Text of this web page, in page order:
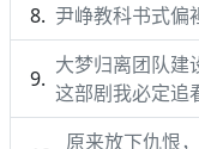
尹峥教科书式偏
大梦归离团队建
这部剧我必定追
原来放下仇恨